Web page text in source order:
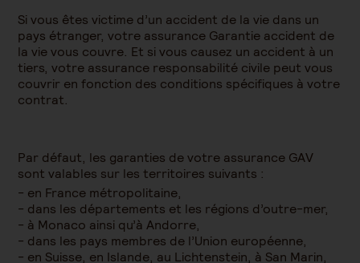
Si vous êtes victime d’un accident de la vie dans un
pays étranger, votre assurance Garantie accident de
la vie vous couvre. Et si vous causez un accident à un
tiers, votre assurance responsabilité civile peut vous
couvrir en fonction des conditions spécifiques à votre
contrat.
Par défaut, les garanties de votre assurance GAV
sont valables sur les territoires suivants :
en France métropolitaine,
dans les départements et les régions d’outre-mer,
à Monaco ainsi qu’à Andorre,
dans les pays membres de l’Union européenne,
en Suisse, en Islande, au Lichtenstein, à San Marin,